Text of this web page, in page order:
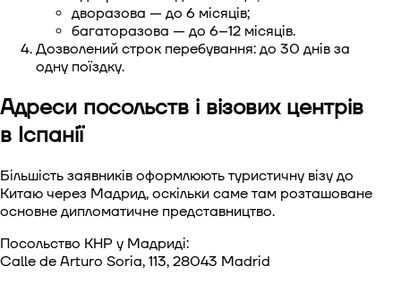
дворазова — до 6 місяців;
багаторазова — до 6–12 місяців.
Дозволений строк перебування: до 30 днів за
одну поїздку.
Адреси посольств і візових центрів
в Іспанії
Більшість заявників оформлюють туристичну візу до
Китаю через Мадрид, оскільки саме там розташоване
основне дипломатичне представництво.
Посольство КНР у Мадриді:
Calle de Arturo Soria, 113, 28043 Madrid